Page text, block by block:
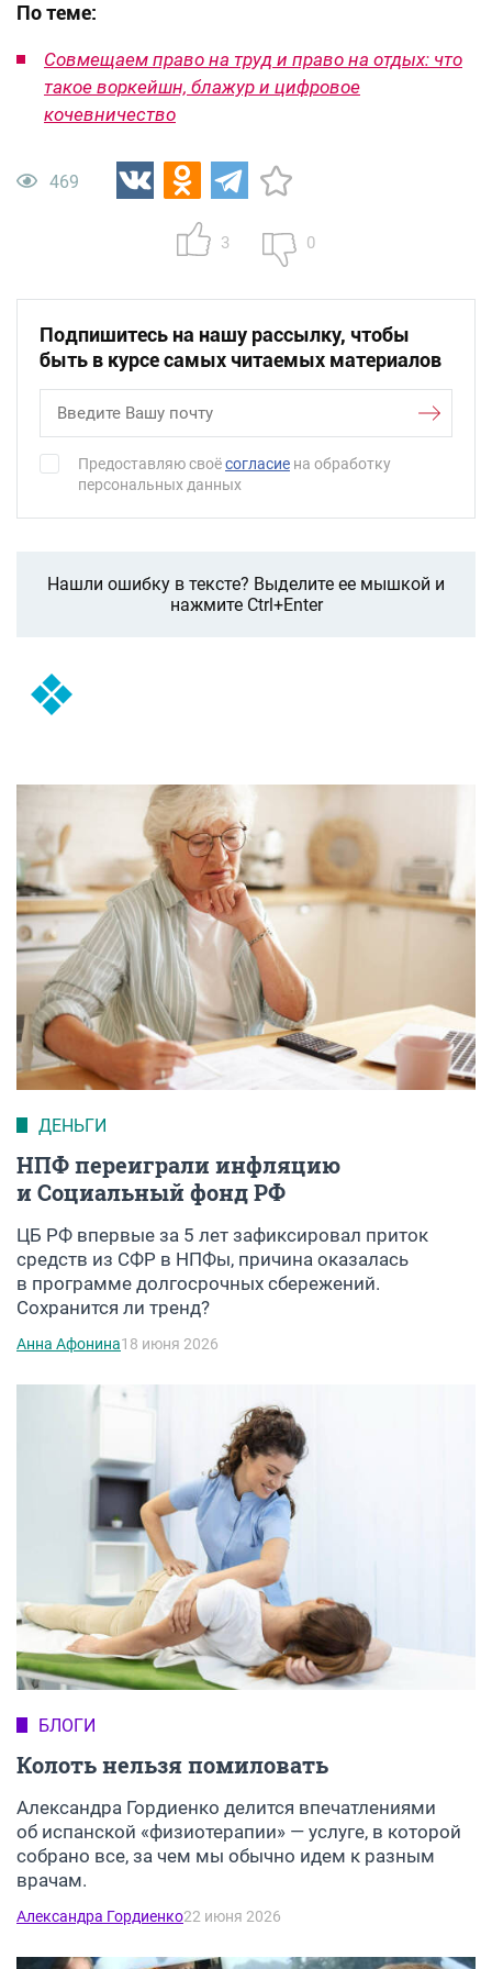
По теме:
Совмещаем право на труд и право на отдых: что
такое воркейшн, блажур и цифровое
кочевничество
469
3 0
Подпишитесь на нашу рассылку, чтобы
быть в курсе самых читаемых материалов
Предоставляю своёсогласие на обработку
персональных данных
Нашли ошибку в тексте? Выделите ее мышкой и
нажмите Ctrl+Enter
ДЕНЬГИ
НПФ переиграли инфляцию
и Социальный фонд РФ
ЦБ РФ впервые за 5 лет зафиксировал приток
средств из СФР в НПФы, причина оказалась
в программе долгосрочных сбережений.
Сохранится ли тренд?
Анна Афонина18 июня 2026
БЛОГИ
Колоть нельзя помиловать
Александра Гордиенко делится впечатлениями
об испанской «физиотерапии» — услуге, в которой
собрано все, за чем мы обычно идем к разным
врачам.
Александра Гордиенко22 июня 2026